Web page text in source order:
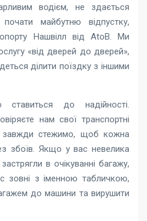
водієм, не здається
майбутню відпустку,
Нашвілл від AtoB. Ми
«від дверей до дверей»,
ділити поїздку з іншими
до надійності.
нам свої транспортні
стежимо, щоб кожна
збоїв. Якщо у вас невелика
в очікуванні багажу,
зовні з іменною табличкою,
до машини та вирушити